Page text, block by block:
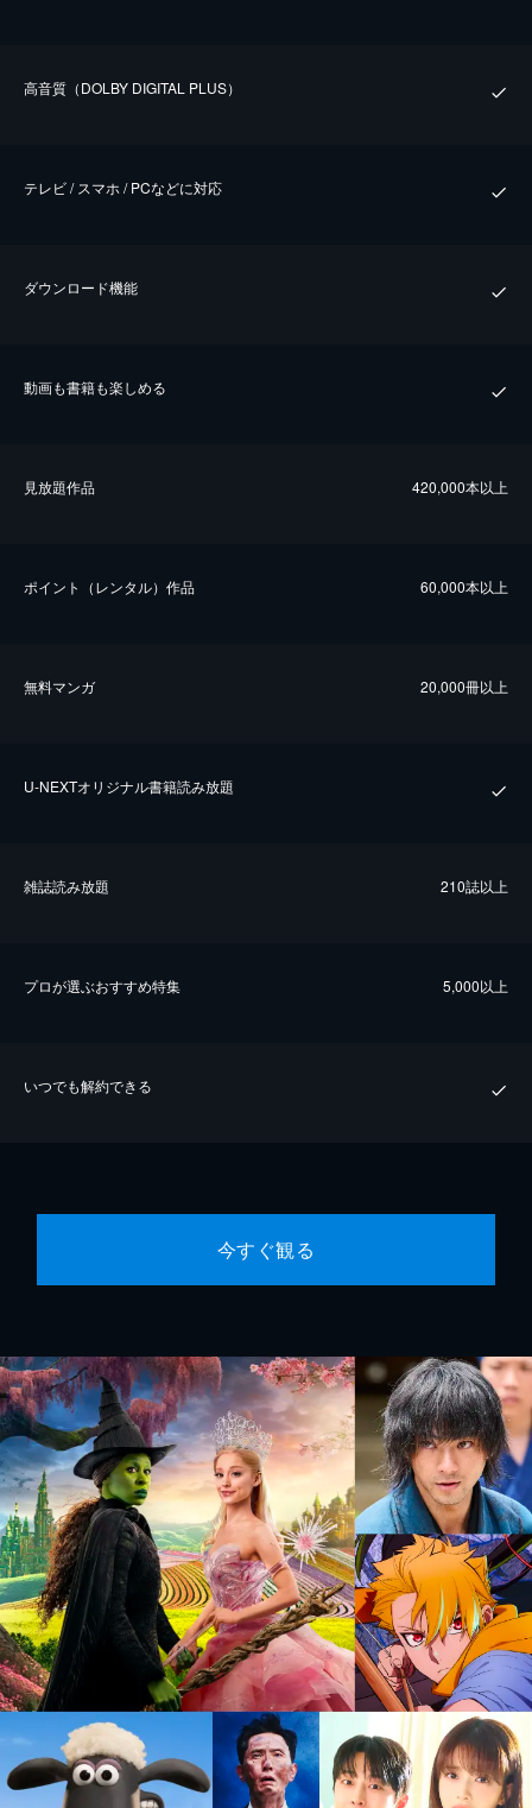
⾼⾳質（DOLBY DIGITAL PLUS）
テレビ / スマホ / PCなどに対応
ダウンロード機能
動画も書籍も楽しめる
⾒放題作品 420,000本以上
ポイント（レンタル）作品 60,000本以上
無料マンガ 20,000冊以上
U-NEXTオリジナル書籍読み放題
雑誌読み放題 210誌以上
プロが選ぶおすすめ特集 5,000以上
いつでも解約できる
今すぐ観る